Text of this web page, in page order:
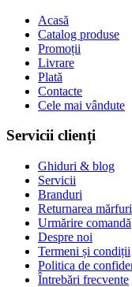
Acasă
Catalog produse
Promoții
Livrare
Plată
Contacte
Cele mai vândute
Servicii clienți
Ghiduri & blog
Servicii
Branduri
Returnarea
Urmărire comandă
Despre noi
Termeni și condiții
Politica de
Întrebări frecvente